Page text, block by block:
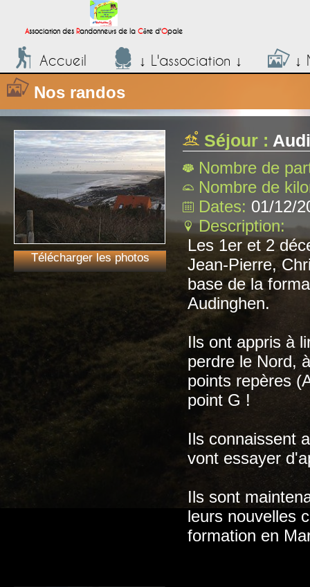
Association des Randonneurs de la Côte d'Opale
Accueil ↓ L'association ↓ ↓
Nos randos
Télécharger les photos
Séjour :
Nombre de
Nombre de
Dates: 01/12/
Description:
Les 1er et 2
Jean-Pierre,
base de la
Audinghen.
Ils ont appris à
perdre le Nord,
points repères
point G !
Ils connaissent
vont essayer
Ils sont
leurs nouvelles
formation en